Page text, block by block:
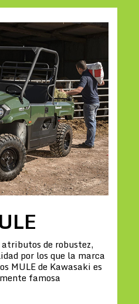
de robustez,
por los que la marca
MULE de Kawasaki es
famosa